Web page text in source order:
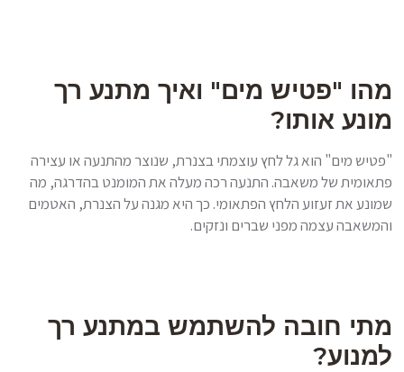
מהו "פטיש מים" ואיך מתנע רך
מונע אותו?
"פטיש מים" הוא גל לחץ עוצמתי בצנרת, שנוצר מהתנעה או עצירה
פתאומית של משאבה. התנעה רכה מעלה את המומנט בהדרגה, מה
שמונע את זעזוע הלחץ הפתאומי. כך היא מגנה על הצנרת, האטמים
והמשאבה עצמה מפני שברים ונזקים.
מתי חובה להשתמש במתנע רך
למנוע?